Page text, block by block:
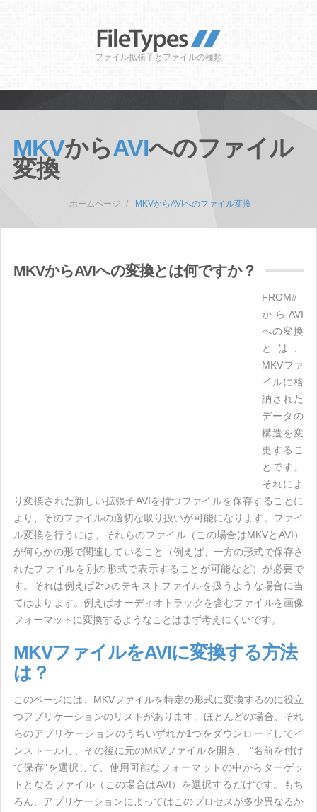
ファイル拡張子とファイルの種類
MKVからAVIへのファイル
変換
ホームページ MKVからAVIへのファイル変換
MKVからAVIへの変換とは何ですか？
FROM#
からAVI
への変換
とは、
MKVファ
イルに格
納された
データの
構造を変
更するこ
とです。
それによ
り変換された新しい拡張子AVIを持つファイルを保存することに
より、そのファイルの適切な取り扱いが可能になります。ファイ
ル変換を行うには、それらのファイル（この場合はMKVとAVI）
が何らかの形で関連していること（例えば、一方の形式で保存さ
れたファイルを別の形式で表示することが可能など）が必要で
す。それは例えば2つのテキストファイルを扱うような場合に当
てはまります。例えばオーディオトラックを含むファイルを画像
フォーマットに変換するようなことはまず考えにくいです。
MKVファイルをAVIに変換する方法
は？
このページには、MKVファイルを特定の形式に変換するのに役立
つアプリケーションのリストがあります。ほとんどの場合、それ
らのアプリケーションのうちいずれか1つをダウンロードしてイ
ンストールし、その後に元のMKVファイルを開き、 "名前を付け
て保存"を選択して、使用可能なフォーマットの中からターゲッ
トとなるファイル（この場合はAVI）を選択するだけです。もち
ろん、アプリケーションによってはこのプロセスが多少異なるか